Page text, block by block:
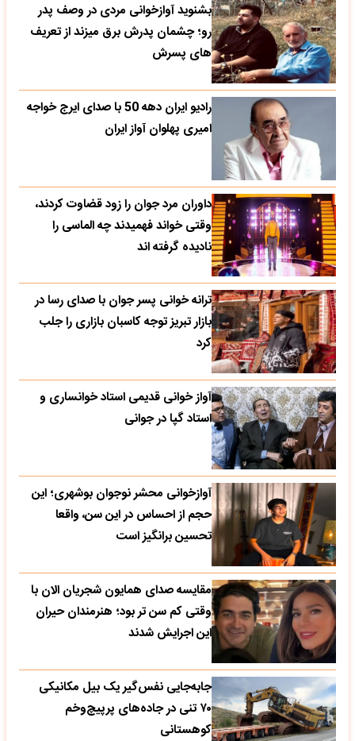
بشنوید آوازخوانی مردی در وصف پدر
رو؛ چشمان پدرش برق میزند از تعریف
های پسرش
رادیو ایران دهه 50 با صدای ایرج خواجه
امیری پهلوان آواز ایران
داوران مرد جوان را زود قضاوت کردند،
وقتی خواند فهمیدند چه الماسی را
نادیده گرفته اند
ترانه خوانی پسر جوان با صدای رسا در
بازار تبریز توجه کاسبان بازاری را جلب
کرد
آواز خوانی قدیمی استاد خوانساری و
استاد گپا در جوانی
آوازخوانی محشر نوجوان بوشهری؛ این
حجم از احساس در این سن، واقعا
تحسین‌ برانگیز است
مقایسه صدای همایون شجریان الان با
وقتی کم سن تر بود؛ هنرمندان حیران
این اجرایش شدند
جابه‌جایی نفس‌گیر یک بیل مکانیکی
۷۰ تنی در جاده‌های پرپیچ‌وخم
کوهستانی